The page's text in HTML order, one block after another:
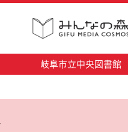
岐阜市立中央図書館